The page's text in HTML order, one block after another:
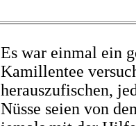
Es war einmal ein
Kamillentee
herauszufischen,
Nüsse seien von